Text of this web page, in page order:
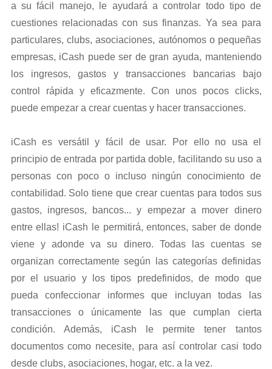
a su fácil manejo, le ayudará a controlar todo tipo de
cuestiones relacionadas con sus finanzas. Ya sea para
particulares, clubs, asociaciones, autónomos o pequeñas
empresas, iCash puede ser de gran ayuda, manteniendo
los ingresos, gastos y transacciones bancarias bajo
control rápida y eficazmente. Con unos pocos clicks,
puede empezar a crear cuentas y hacer transacciones.
iCash es versátil y fácil de usar. Por ello no usa el
principio de entrada por partida doble, facilitando su uso a
personas con poco o incluso ningún conocimiento de
contabilidad. Solo tiene que crear cuentas para todos sus
gastos, ingresos, bancos... y empezar a mover dinero
entre ellas! iCash le permitirá, entonces, saber de donde
viene y adonde va su dinero. Todas las cuentas se
organizan correctamente según las categorías definidas
por el usuario y los tipos predefinidos, de modo que
pueda confeccionar informes que incluyan todas las
transacciones o únicamente las que cumplan cierta
condición. Además, iCash le permite tener tantos
documentos como necesite, para así controlar casi todo
desde clubs, asociaciones, hogar, etc. a la vez.